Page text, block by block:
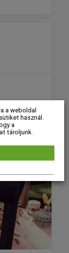
a weboldal
használ.
a
tároljunk.